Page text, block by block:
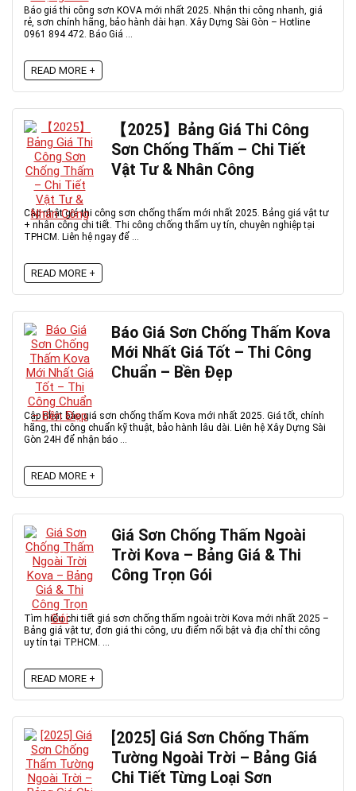
Báo giá thi công sơn KOVA mới nhất 2025. Nhận thi công nhanh, giá
rẻ, sơn chính hãng, bảo hành dài hạn. Xây Dựng Sài Gòn – Hotline
0961 894 472. Báo Giá ...
READ MORE +
【2025】Bảng Giá Thi Công
Sơn Chống Thấm – Chi Tiết
Vật Tư & Nhân Công
Cập nhật giá thi công sơn chống thấm mới nhất 2025. Bảng giá vật tư
+ nhân công chi tiết. Thi công chống thấm uy tín, chuyên nghiệp tại
TPHCM. Liên hệ ngay để ...
READ MORE +
Báo Giá Sơn Chống Thấm Kova
Mới Nhất Giá Tốt – Thi Công
Chuẩn – Bền Đẹp
Cập nhật báo giá sơn chống thấm Kova mới nhất 2025. Giá tốt, chính
hãng, thi công chuẩn kỹ thuật, bảo hành lâu dài. Liên hệ Xây Dựng Sài
Gòn 24H để nhận báo ...
READ MORE +
Giá Sơn Chống Thấm Ngoài
Trời Kova – Bảng Giá & Thi
Công Trọn Gói
Tìm hiểu chi tiết giá sơn chống thấm ngoài trời Kova mới nhất 2025 –
Bảng giá vật tư, đơn giá thi công, ưu điểm nổi bật và địa chỉ thi công
uy tín tại TP.HCM. ...
READ MORE +
[2025] Giá Sơn Chống Thấm
Tường Ngoài Trời – Bảng Giá
Chi Tiết Từng Loại Sơn